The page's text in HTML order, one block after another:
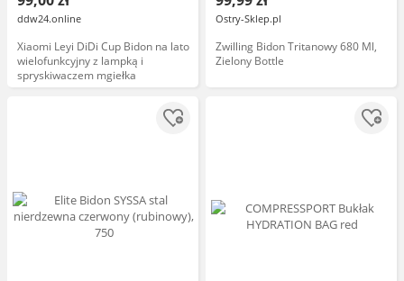
ddw24.online
Xiaomi Leyi DiDi Cup Bidon na lato
wielofunkcyjny z lampką i
spryskiwaczem mgiełka
Ostry-Sklep.pl
Zwilling Bidon Tritanowy 680 Ml,
Zielony Bottle